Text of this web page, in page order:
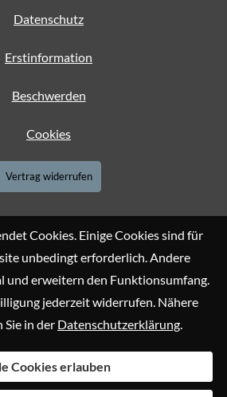
Datenschutz
Erstinformation
Beschwerden
Cookies
Vertrag widerrufen
Cookies. Einige Cookies sind für
unbedingt erforderlich. Andere
und erweitern den Funktionsumfang.
jederzeit widerrufen. Nähere
in der Datenschutzerklärung.
Cookies erlauben